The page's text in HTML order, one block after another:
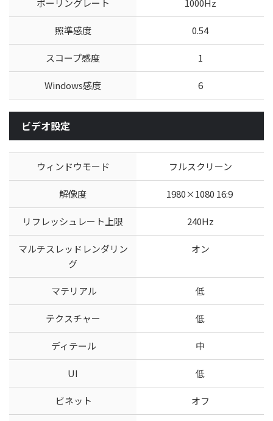
ポーリングレート 1000Hz
照準感度 0.54
スコープ感度 1
Windows感度 6
ビデオ設定
ウィンドウモード フルスクリーン
解像度 1980×1080 16:9
リフレッシュレート上限 240Hz
マルチスレッドレンダリン
グ
オン
マテリアル 低
テクスチャー 低
ディテール 中
UI 低
ビネット オフ